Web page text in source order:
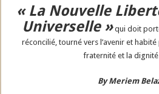
« La Nouvelle
Universelle »qui doit
réconcilié, tourné vers l’avenir et
fraternité et la
By Meriem